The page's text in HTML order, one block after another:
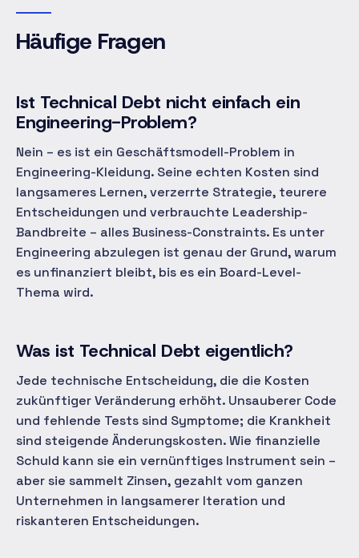
Häufige Fragen
Ist Technical Debt nicht einfach ein
Engineering-Problem?
Nein – es ist ein Geschäftsmodell-Problem in
Engineering-Kleidung. Seine echten Kosten sind
langsameres Lernen, verzerrte Strategie, teurere
Entscheidungen und verbrauchte Leadership-
Bandbreite – alles Business-Constraints. Es unter
Engineering abzulegen ist genau der Grund, warum
es unfinanziert bleibt, bis es ein Board-Level-
Thema wird.
Was ist Technical Debt eigentlich?
Jede technische Entscheidung, die die Kosten
zukünftiger Veränderung erhöht. Unsauberer Code
und fehlende Tests sind Symptome; die Krankheit
sind steigende Änderungskosten. Wie finanzielle
Schuld kann sie ein vernünftiges Instrument sein –
aber sie sammelt Zinsen, gezahlt vom ganzen
Unternehmen in langsamerer Iteration und
riskanteren Entscheidungen.